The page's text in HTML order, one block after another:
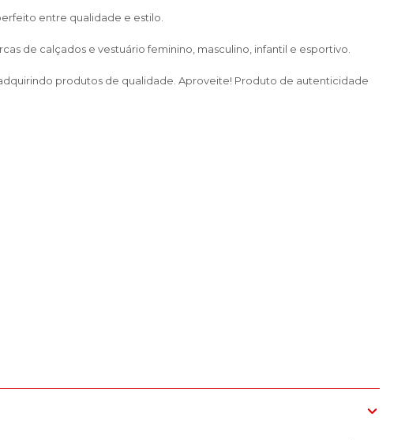
entre qualidade e estilo.
de calçados e vestuário feminino, masculino, infantil e esportivo.
produtos de qualidade. Aproveite! Produto de autenticidade